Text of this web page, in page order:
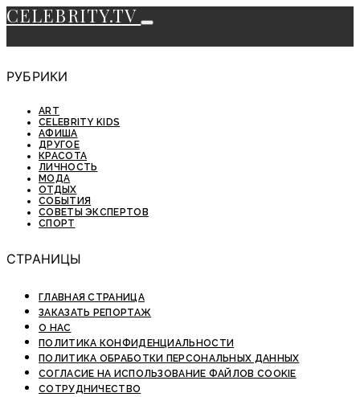
CELEBRITY.TV
РУБРИКИ
ART
CELEBRITY KIDS
АФИША
ДРУГОЕ
КРАСОТА
ЛИЧНОСТЬ
МОДА
ОТДЫХ
СОБЫТИЯ
СОВЕТЫ ЭКСПЕРТОВ
СПОРТ
СТРАНИЦЫ
ГЛАВНАЯ СТРАНИЦА
ЗАКАЗАТЬ РЕПОРТАЖ
О НАС
ПОЛИТИКА КОНФИДЕНЦИАЛЬНОСТИ
ПОЛИТИКА ОБРАБОТКИ ПЕРСОНАЛЬНЫХ ДАННЫХ
СОГЛАСИЕ НА ИСПОЛЬЗОВАНИЕ ФАЙЛОВ COOKIE
СОТРУДНИЧЕСТВО